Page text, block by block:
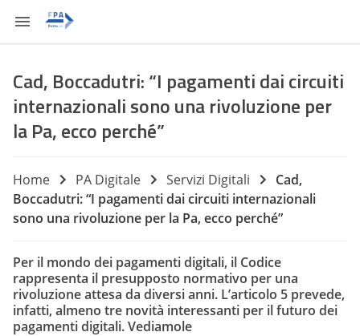
Cad, Boccadutri: “I pagamenti dai circuiti
internazionali sono una rivoluzione per
la Pa, ecco perché”
Home PA Digitale Servizi Digitali
Cad,
Boccadutri: “I pagamenti dai circuiti internazionali
sono una rivoluzione per la Pa, ecco perché”
Per il mondo dei pagamenti digitali, il Codice
rappresenta il presupposto normativo per una
rivoluzione attesa da diversi anni. L’articolo 5 prevede,
infatti, almeno tre novità interessanti per il futuro dei
pagamenti digitali. Vediamole